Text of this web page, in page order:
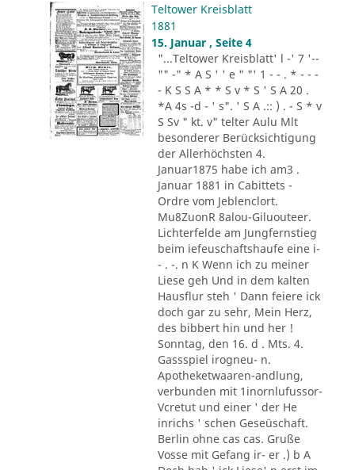
Teltower Kreisblatt
1881
15. Januar , Seite 4
"...Teltower Kreisblatt' l -' 7 '--
"" -" * A S ' ' e " "' 1 - - . * - - -
- K S S A * * S v * S ' S A 20 .
*A 4s -d - ' s". ' S A .:: ) . - S * v
S Sv " kt. v" telter Aulu Mlt
besonderer Berücksichtigung
der Allerhöchsten 4.
Januar1875 habe ich am3 .
Januar 1881 in Cabittets -
Ordre vom Jeblenclort.
Mu8ZuonR 8alou-Giluouteer.
Lichterfelde am Jungfernstieg
beim iefeuschaftshaufe eine i-
- . -. n K Wenn ich zu meiner
Liese geh Und in dem kalten
Hausflur steh ' Dann feiere ick
doch gar zu sehr, Mein Herz,
des bibbert hin und her !
Sonntag, den 16. d . Mts. 4.
Gassspiel irogneu- n.
Apotheketwaaren-andlung,
verbunden mit 1inornlufussor-
Vcretut und einer ' der He
inrichs ' schen Geseüschaft.
Berlin ohne cas cas. Gruße
Vosse mit Gefang ir- er .) b A